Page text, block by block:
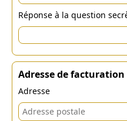
Réponse à la question
Adresse de facturation
Adresse